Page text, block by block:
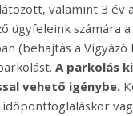
valamint 3 év
ügyfeleink számára
(behajtás a Vigyázó
A parkolás
vehető igénybe.